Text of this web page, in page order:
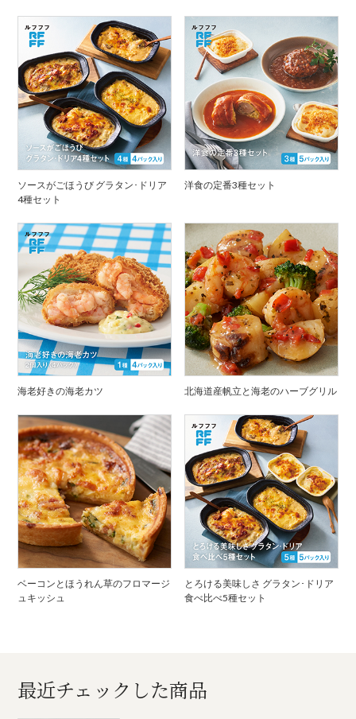
ソースがごほうび グラタン･ドリア
4種セット
洋食の定番3種セット
海老好きの海老カツ 北海道産帆立と海老のハーブグリル
ベーコンとほうれん草のフロマージ
ュキッシュ
とろける美味しさ グラタン･ドリア
食べ比べ5種セット
最近チェックした商品